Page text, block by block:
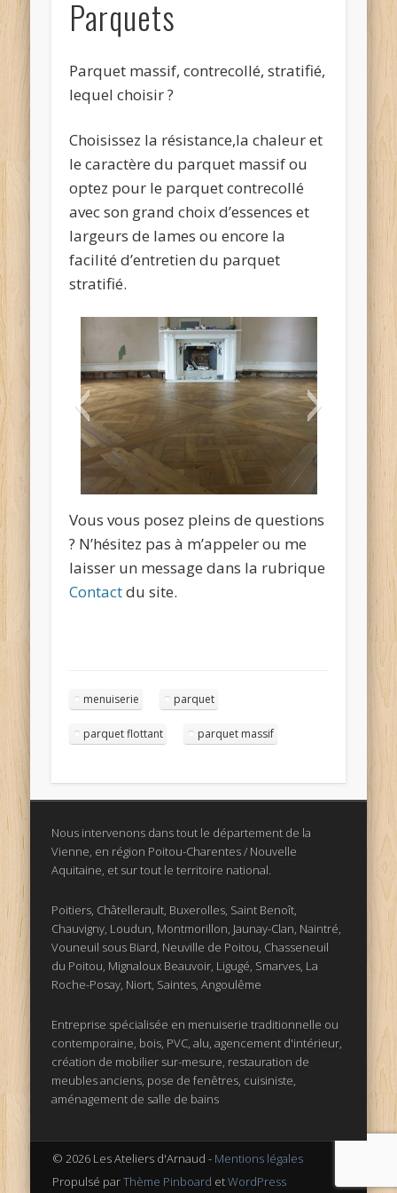
Parquets
Parquet massif, contrecollé, stratifié,
lequel choisir ?
Choisissez la résistance,la chaleur et
le caractère du parquet massif ou
optez pour le parquet contrecollé
avec son grand choix d’essences et
largeurs de lames ou encore la
facilité d’entretien du parquet
stratifié.
Vous vous posez pleins de questions
? N’hésitez pas à m’appeler ou me
laisser un message dans la rubrique
Contactdu site.
menuiserie parquet
parquet flottant parquet massif
Nous intervenons dans tout le département de la
Vienne, en région Poitou-Charentes / Nouvelle
Aquitaine, et sur tout le territoire national.
Poitiers, Châtellerault, Buxerolles, Saint Benoît,
Chauvigny, Loudun, Montmorillon, Jaunay-Clan, Naintré,
Vouneuil sous Biard, Neuville de Poitou, Chasseneuil
du Poitou, Mignaloux Beauvoir, Ligugé, Smarves, La
Roche-Posay, Niort, Saintes, Angoulême
Entreprise spécialisée en menuiserie traditionnelle ou
contemporaine, bois, PVC, alu, agencement d'intérieur,
création de mobilier sur-mesure, restauration de
meubles anciens, pose de fenêtres, cuisiniste,
aménagement de salle de bains
© 2026 Les Ateliers d'Arnaud - Mentions légales
Propulsé parThème Pinboard etWordPress